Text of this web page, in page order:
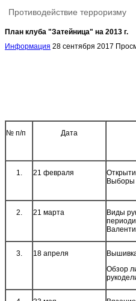
Противодействие терроризму
План клуба "Затейница" на 2013 г.
Информация 28 сентября 2017
№ п/п Дата
1. 21 февраля
Выборы
2. 21 марта
Виды
3. 18 апреля
Обзор